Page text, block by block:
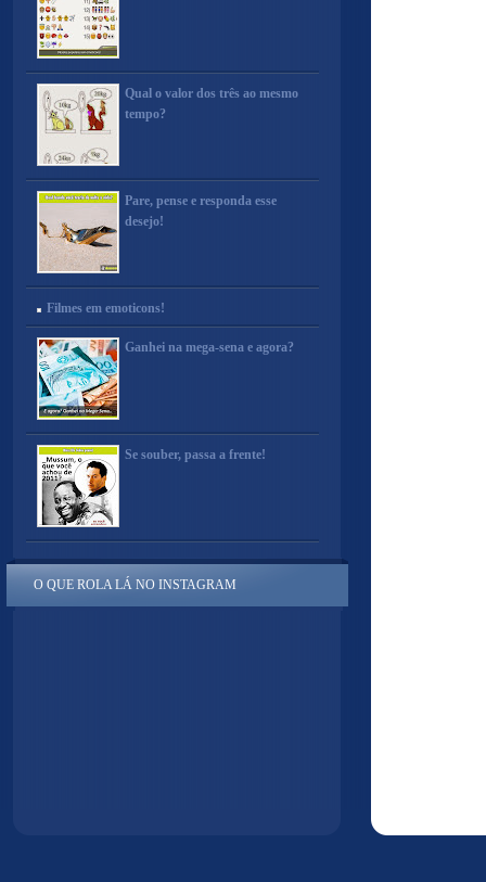
Qual o valor dos três ao mesmo
tempo?
Pare, pense e responda esse
desejo!
Filmes em emoticons!
Ganhei na mega-sena e agora?
Se souber, passa a frente!
O QUE ROLA LÁ NO INSTAGRAM